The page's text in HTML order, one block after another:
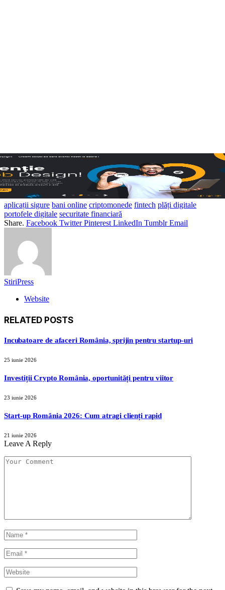
aplicații sigure bani online criptomonede fintech plăți digitale
portofele digitale securitate financiară
Share. Facebook Twitter Pinterest LinkedIn Tumblr Email
StiriPress
Website
RELATED POSTS
Incubatoare de afaceri România, sprijin pentru startup-uri
25 iunie 2026
Investiții Crypto România, oportunități pentru viitor
23 iunie 2026
Start-up România 2026: Cum atragi clienți rapid
21 iunie 2026
Leave A Reply